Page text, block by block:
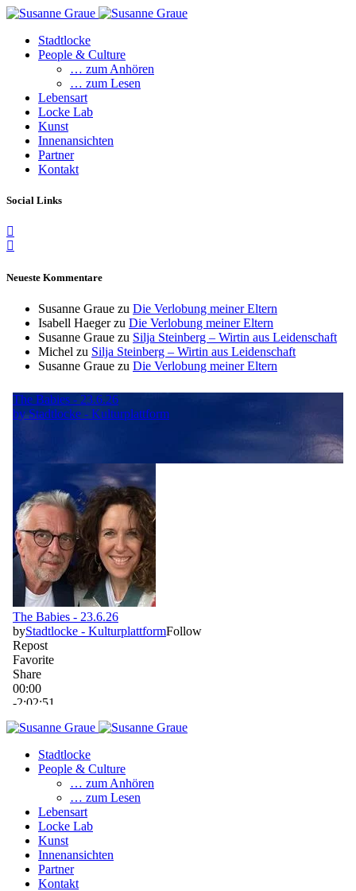
Stadtlocke
People & Culture
… zum Anhören
… zum Lesen
Lebensart
Locke Lab
Kunst
Innenansichten
Partner
Kontakt
Social Links
Neueste Kommentare
Susanne Graue zu Die Verlobung meiner Eltern
Isabell Haegerzu Die Verlobung meiner Eltern
Susanne Graue zu Silja Steinberg – Wirtin aus Leidenschaft
Michel zu Silja Steinberg – Wirtin aus Leidenschaft
Susanne Graue zu Die Verlobung meiner Eltern
Stadtlocke
People & Culture
… zum Anhören
… zum Lesen
Lebensart
Locke Lab
Kunst
Innenansichten
Partner
Kontakt